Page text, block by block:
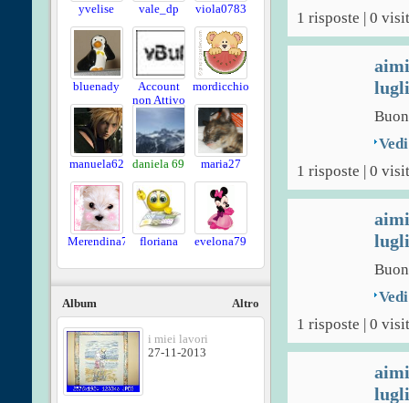
yvelise vale_dp viola0783
bluenady
Account
non Attivo
mordicchio
manuela62 daniela 69 maria27
Merendina76 floriana evelona79
Altro
Album
i miei lavori
27-11-2013
1 risposte | 0
1 risposte | 0
1 risposte | 0